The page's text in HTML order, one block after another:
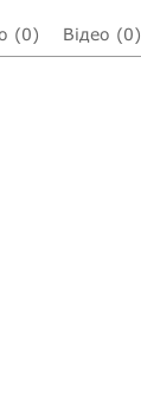
(0) Відео (0)